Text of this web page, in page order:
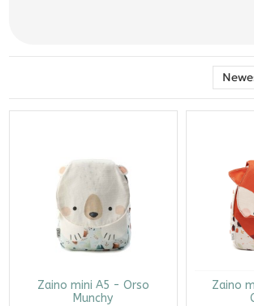
Zaino mini A5 - Orso
Munchy
Zaino